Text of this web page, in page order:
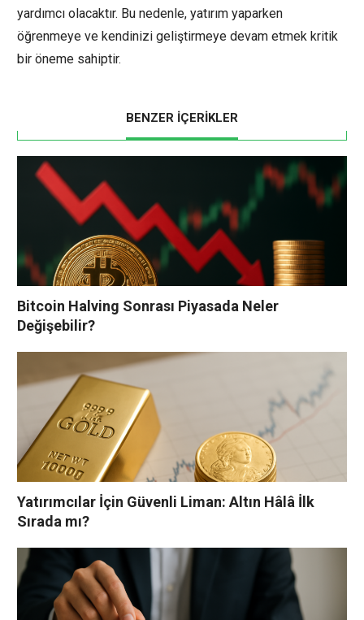
yardımcı olacaktır. Bu nedenle, yatırım yaparken
öğrenmeye ve kendinizi geliştirmeye devam etmek kritik
bir öneme sahiptir.
BENZER İÇERİKLER
Bitcoin Halving Sonrası Piyasada Neler
Değişebilir?
Yatırımcılar İçin Güvenli Liman: Altın Hâlâ İlk
Sırada mı?